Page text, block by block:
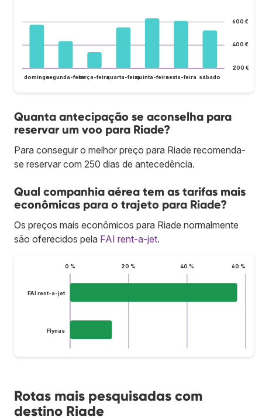
200 €
400 €
600 €
domingosegunda-feiraterça-feiraquarta-feiraquinta-feirasexta-feira sábado
Quanta antecipação se aconselha para
reservar um voo para Riade?
Para conseguir o melhor preço para Riade recomenda-
se reservar com 250 dias de antecedência.
Qual companhia aérea tem as tarifas mais
econômicas para o trajeto para Riade?
Os preços mais econômicos para Riade normalmente
são oferecidos pela FAI rent-a-jet.
0 % 20 % 40 % 60 %
FAI rent-a-jet
Flynas
Rotas mais pesquisadas com
destino Riade